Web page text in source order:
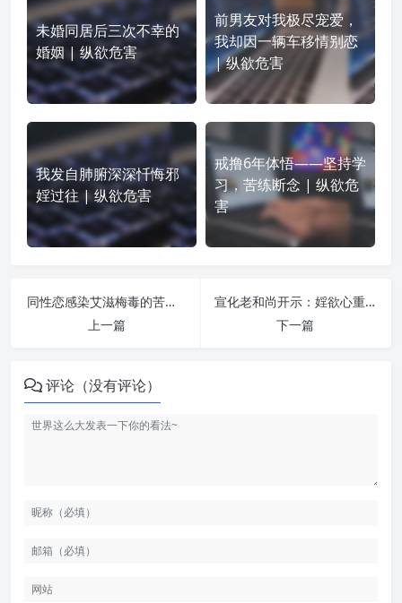
未婚同居后三次不幸的
婚姻 | 纵欲危害
前男友对我极尽宠爱，
我却因一辆车移情别恋
| 纵欲危害
我发自肺腑深深忏悔邪
婬过往 | 纵欲危害
戒撸6年体悟——坚持学
习，苦练断念 | 纵欲危
害
同性恋感染艾滋梅毒的苦报 | 纵欲危害
上一篇
宣化老和尚开示：婬欲心重要多念这个咒 | 纵欲危害
下一篇
评论（没有评论）